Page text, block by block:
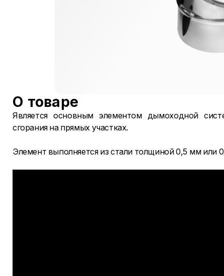
О товаре
Является основным элементом дымоходной
сгорания на прямых участках.
Элемент выполняется из стали толщиной 0,5 мм или